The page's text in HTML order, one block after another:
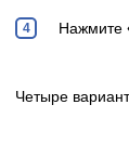
Нажмите
Четыре